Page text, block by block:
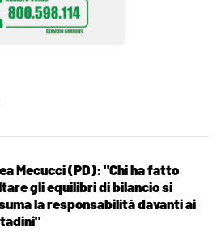
Mecucci (PD): "Chi ha fatto
gli equilibri di bilancio si
la responsabilità davanti ai